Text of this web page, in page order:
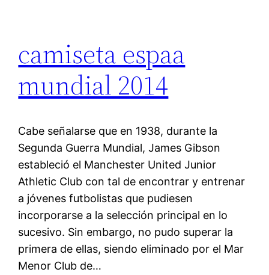
camiseta espaa
mundial 2014
Cabe señalarse que en 1938, durante la
Segunda Guerra Mundial, James Gibson
estableció el Manchester United Junior
Athletic Club con tal de encontrar y entrenar
a jóvenes futbolistas que pudiesen
incorporarse a la selección principal en lo
sucesivo. Sin embargo, no pudo superar la
primera de ellas, siendo eliminado por el Mar
Menor Club de…